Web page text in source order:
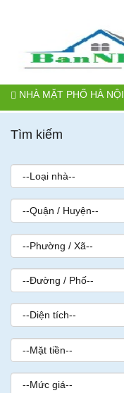
NHÀ MẶT PHỐ HÀ NỘI
Tìm kiếm